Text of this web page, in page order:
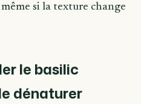
si la texture change
le basilic
dénaturer